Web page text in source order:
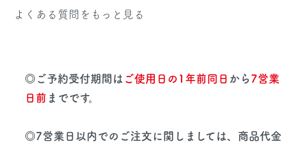
よくある質問をもっと見る
◎ご予約受付期間は ご使用日の1年前同日 から7営業
日前 までです。
◎7営業日以内でのご注文に関しましては、商品代金